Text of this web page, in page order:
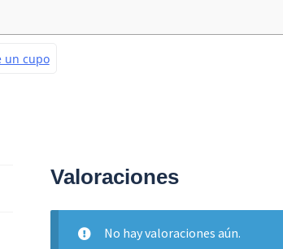
Valoraciones
No hay valoraciones aún.